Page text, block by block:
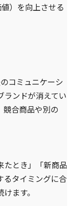
）を向上させる
コミュニケーシ
ランドが消えてい
競合商品や別の
たとき」「新商品
るタイミングに合
ます。